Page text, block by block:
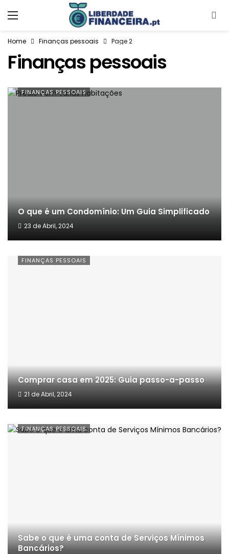
Home Finanças pessoais Page 2
Finanças pessoais
FINANÇAS PESSOAIS
O que é um Condomínio: Um Guia Simplificado
23 de Abril, 2024
FINANÇAS PESSOAIS
Comprar casa em 2025: Guia passo-a-passo
21 de Abril, 2024
FINANÇAS PESSOAIS
Sabe o que é uma conta de Serviços Mínimos
Bancários?